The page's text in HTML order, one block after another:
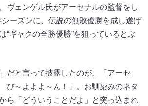
ヴェンゲル氏がアーセナルの監督をし
ーズンに、伝説の無敗優勝を成し遂げ
“ギャクの全勝優勝”を狙っているとぶ
だと言って披露したのが、「アーセ
び～よよよ～ん！」。お馴染みのネタ
ら「どういうことだよ」と突っ込まれ